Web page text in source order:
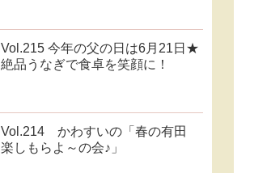
Vol.215 今年の父の日は6月21日★
絶品うなぎで食卓を笑顔に！
Vol.214 かわすいの「春の有田
楽しもらよ～の会♪」